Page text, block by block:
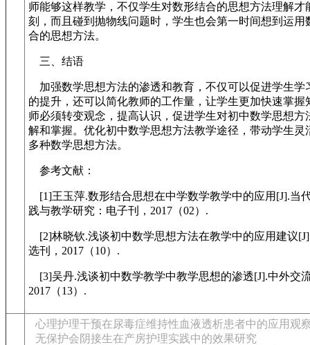
师能够这样教学，不仅学生对数形结合的思想方法理解才
刻，而且碰到抛物线问题时，学生也会第一时间想到运用
合的思想方法。
三、结语
加强数学思想方法的渗透和教育，不仅可以促进学生学
的提升，还可以简化教师的工作量，让学生更加快速掌握
师必须转变观念，提高认识，促进学生对初中数学思想方
解和掌握。优化初中数学思想方法教学途径，带动学生灵
多种数学思想方法。
参考文献：
[1]王玉萍.数形结合思想在中学数学教学中的应用[J].当
践与教学研究：电子刊，2017（02）.
[2]林晓钦.浅谈初中数学思想方法在教学中的应用建议
选刊，2017（10）.
[3]吴丹.浅谈初中数学教学中教学思想的渗透[J].中外交
2017（13）.
心理护理干预在尿毒症维持性血液透析患者中的应用观
无保护会阴接生在产房护理实践中的效果研究